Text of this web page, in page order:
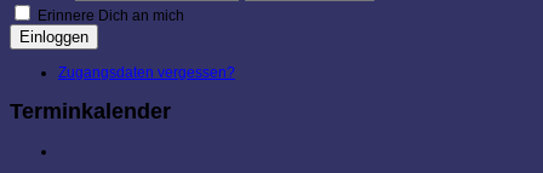
Erinnere Dich an mich
Einloggen
Zugangsdaten vergessen?
Terminkalender